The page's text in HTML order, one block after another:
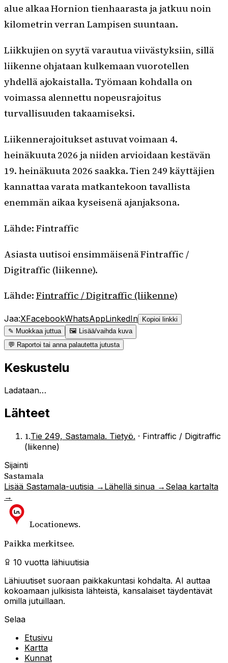
alue alkaa Hornion tienhaarasta ja jatkuu noin
kilometrin verran Lampisen suuntaan.
Liikkujien on syytä varautua viivästyksiin, sillä
liikenne ohjataan kulkemaan vuorotellen
yhdellä ajokaistalla. Työmaan kohdalla on
voimassa alennettu nopeusrajoitus
turvallisuuden takaamiseksi.
Liikennerajoitukset astuvat voimaan 4.
heinäkuuta 2026 ja niiden arvioidaan kestävän
19. heinäkuuta 2026 saakka. Tien 249 käyttäjien
kannattaa varata matkantekoon tavallista
enemmän aikaa kyseisenä ajanjaksona.
Lähde: Fintraffic
Asiasta uutisoi ensimmäisenä Fintraffic /
Digitraffic (liikenne).
Lähde: Fintraffic / Digitraffic (liikenne)
Jaa:XFacebookWhatsAppLinkedIn
Kopioi linkki
✎ Muokkaa juttua
🖼 Lisää/vaihda kuva
💬 Raportoi tai anna palautetta jutusta
Keskustelu
Ladataan…
Lähteet
1.Tie 249, Sastamala. Tietyö. · Fintraffic / Digitraffic
(liikenne)
Sijainti
Sastamala
Lisää Sastamala-uutisia → Lähellä sinua → Selaa kartalta
→
Locationews.
Paikka merkitsee.
10 vuotta lähiuutisia
Lähiuutiset suoraan paikkakuntasi kohdalta. AI auttaa
kokoamaan julkisista lähteistä, kansalaiset täydentävät
omilla jutuillaan.
Selaa
Etusivu
Kartta
Kunnat